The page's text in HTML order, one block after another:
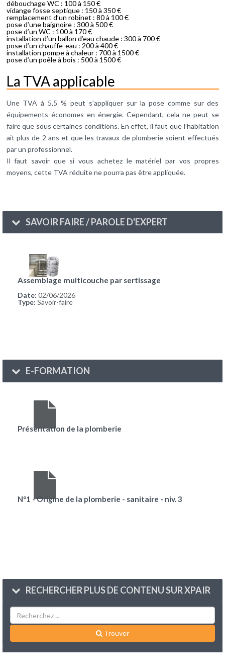
débouchage WC : 100 à 150 €
vidange fosse septique : 150 à 350 €
remplacement d’un robinet : 80 à 100 €
pose d’une baignoire : 300 à 500 €
pose d’un WC : 100 à 170 €
installation d’un ballon d’eau chaude : 300 à 700 €
pose d’un chauffe-eau : 200 à 400 €
installation pompe à chaleur : 700 à 1500 €
pose d’un poêle à bois : 500 à 1500 €
La TVA applicable
Une TVA à 5,5 % peut s’appliquer sur la pose comme sur des
équipements économes en énergie. Cependant, cela ne peut se
faire que sous certaines conditions. En effet, il faut que l’habitation
ait plus de 2 ans et que les travaux de plomberie soient effectués
par un professionnel.
Il faut savoir que si vous achetez le matériel par vos propres
moyens, cette TVA réduite ne pourra pas être appliquée.
SAVOIR FAIRE / PAROLE D'EXPERT
Assemblage multicouche par sertissage
Date: 02/06/2026
Type: Savoir-faire
E-FORMATION
Présentation de la plomberie
N°1 - Origine de la plomberie - sanitaire - niv. 3
RECHERCHER PLUS DE CONTENU SUR XPAIR
Trouver